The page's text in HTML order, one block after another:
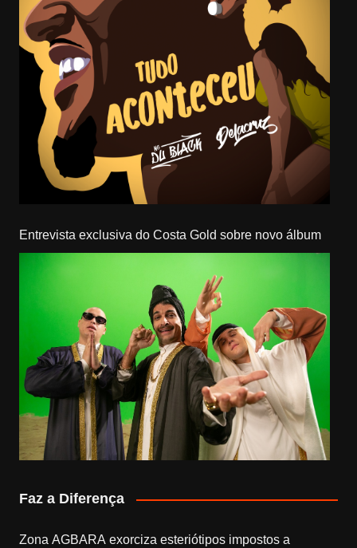
Entrevista exclusiva do Costa Gold sobre novo álbum
Faz a Diferença
Zona AGBARA exorciza esteriótipos impostos a